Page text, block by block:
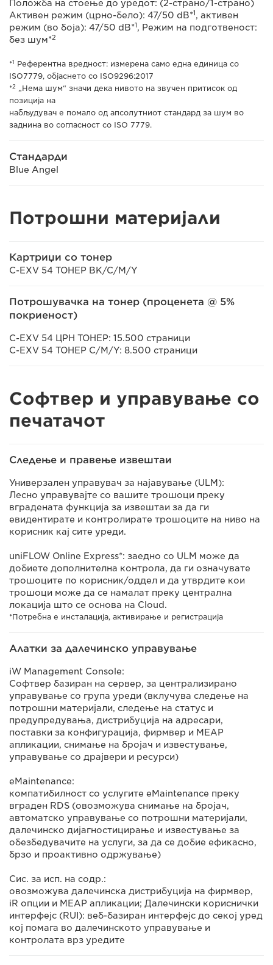
Положба на стоење до уредот: (2-страно/1-страно)
Активен режим (црно-бело): 47/50 dB*1, активен
режим (во боја): 47/50 dB*1, Режим на подготвеност:
без шум*2
*1 Референтна вредност: измерена само една единица со
ISO7779, објаснето со ISO9296:2017
*2 „Нема шум“ значи дека нивото на звучен притисок од
позиција на
набљудувач е помало од апсолутниот стандард за шум во
заднина во согласност со ISO 7779.
Стандарди
Blue Angel
Потрошни материјали
Картриџи со тонер
C-EXV 54 ТОНЕР BK/C/M/Y
Потрошувачка на тонер (проценета @ 5%
покриеност)
C-EXV 54 ЦРН ТОНЕР: 15.500 страници
C-EXV 54 ТОНЕР C/M/Y: 8.500 страници
Софтвер и управување со
печатачот
Следење и правење извештаи
Универзален управувач за најавување (ULM):
Лесно управувајте со вашите трошоци преку
вградената функција за извештаи за да ги
евидентирате и контролирате трошоците на ниво на
корисник кај сите уреди.
uniFLOW Online Express*: заедно со ULM може да
добиете дополнителна контрола, да ги означувате
трошоците по корисник/оддел и да утврдите кои
трошоци може да се намалат преку централна
локација што се основа на Cloud.
*Потребна е инсталација, активирање и регистрација
Алатки за далечинско управување
iW Management Console:
Софтвер базиран на сервер, за централизирано
управување со група уреди (вклучува следење на
потрошни материјали, следење на статус и
предупредувања, дистрибуција на адресари,
поставки за конфигурација, фирмвер и MEAP
апликации, снимање на бројач и известување,
управување со драјвери и ресурси)
eMaintenance:
компатибилност со услугите eMaintenance преку
вграден RDS (овозможува снимање на бројач,
автоматско управување со потрошни материјали,
далечинско дијагностицирање и известување за
обезбедувачите на услуги, за да се добие ефикасно,
брзо и проактивно одржување)
Сис. за исп. на содр.:
овозможува далечинска дистрибуција на фирмвер,
iR опции и MEAP апликации; Далечински кориснички
интерфејс (RUI): веб-базиран интерфејс до секој уред
кој помага во далечинското управување и
контролата врз уредите